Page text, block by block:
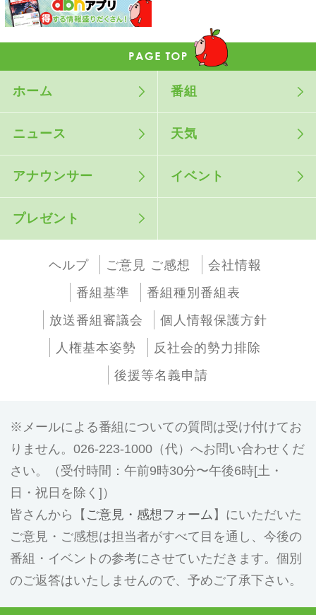
ホーム 番組
ニュース 天気
アナウンサー イベント
プレゼント
ヘルプ ご意見 ご感想
会社情報
番組基準
番組種別番組表
放送番組審議会
個人情報保護方針
人権基本姿勢
反社会的勢力排除
後援等名義申請
メールによる番組についての質問は受け付けてお
りません。026-223-1000（代）へお問い合わせくだ
さい。（受付時間：午前9時30分〜午後6時[土・
日・祝日を除く]）
皆さんから【 ご意見・感想フォーム 】にいただいた
ご意見・ご感想は担当者がすべて目を通し、今後の
番組・イベントの参考にさせていただきます。個別
のご返答はいたしませんので、予めご了承下さい。